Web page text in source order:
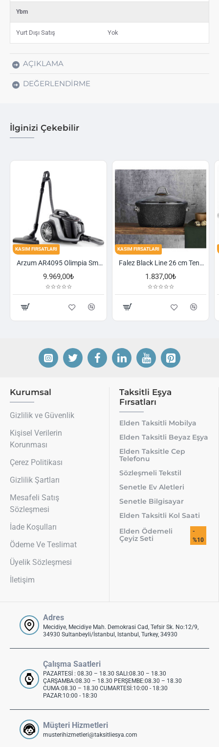
Ybm
Yurt Dışı Satış Yok
AÇIKLAMA
DEĞERLENDIRME
İlginizi Çekebilir
Arzum AR4095 Olimpia Smart Cyclone Filtreli Süpürge - Füme
KASIM FIRSATLARI
Falez Black Line 26 cm Tencere
KASIM
Kurumsal
Gizlilik ve Güvenlik
Kişisel Verilerin
Korunması
Çerez Politikası
Gizlilik Şartları
Mesafeli Satış
Sözleşmesi
İade Koşulları
Ödeme Ve Teslimat
Üyelik Sözleşmesi
İletişim
Taksitli Eşya
Fırsatları
Elden Taksitli Mobilya
Elden Taksitli Beyaz Eşya
Elden Taksitle Cep
Telefonu
Sözleşmeli Tekstil
Senetle Ev Aletleri
Senetle Bilgisayar
Elden Taksitli Kol Saati
Elden Ödemeli
Çeyiz Seti
-
%10
Adres
Mecidiye, Mecidiye Mah. Demokrasi Cad, Tefsir Sk. No:12/9,
34930 Sultanbeyli/İstanbul, Istanbul, Turkey, 34930
Çalışma Saatleri
PAZARTESİ : 08.30 – 18.30 SALI:08.30 – 18.30
ÇARŞAMBA:08.30 – 18.30 PERŞEMBE:08.30 – 18.30
CUMA:08.30 – 18.30 CUMARTESİ:10:00 - 18:30
PAZAR:10:00 - 18:30
Müşteri Hizmetleri
musterihizmetleri@taksitliesya.com